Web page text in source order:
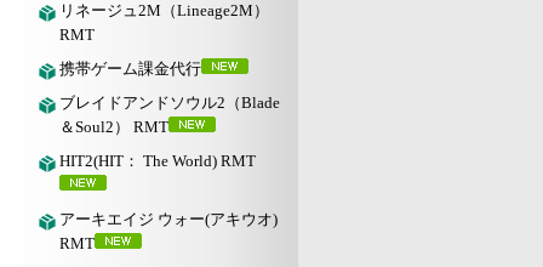
リネージュ2M（Lineage2M）
RMT
携帯ゲーム課金代行
ブレイドアンドソウル2（Blade
＆Soul2） RMT
HIT2(HIT： The World) RMT
アーキエイジ ウォー(アキウオ)
RMT